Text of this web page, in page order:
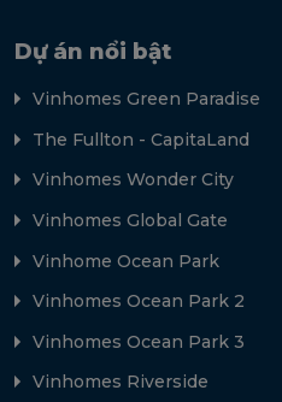
Dự án nổi bật
Vinhomes Green Paradise
The Fullton - CapitaLand
Vinhomes Wonder City
Vinhomes Global Gate
Vinhome Ocean Park
Vinhomes Ocean Park 2
Vinhomes Ocean Park 3
Vinhomes Riverside